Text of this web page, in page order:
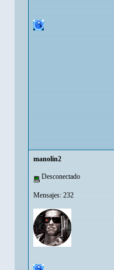
manolin2
Desconectado
Mensajes: 232